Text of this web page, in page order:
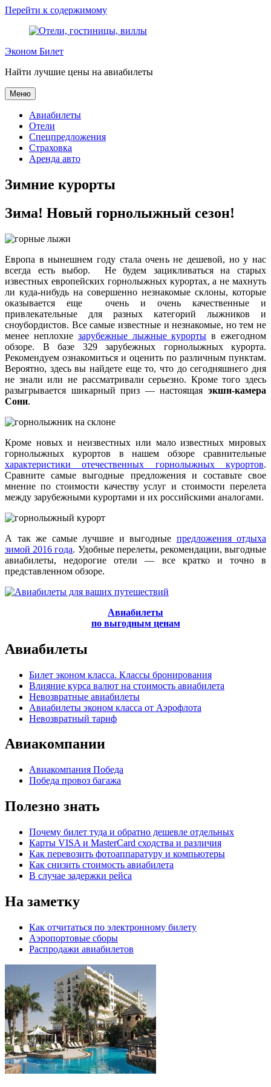
Перейти к содержимому
Эконом Билет
Найти лучшие цены на авиабилеты
Меню
Авиабилеты
Отели
Спецпредложения
Страховка
Аренда авто
Зимние курорты
Зима! Новый горнолыжный сезон!
Европа в нынешнем году стала очень не дешевой, но у нас
всегда есть выбор. Не будем зацикливаться на старых
известных европейских горнолыжных курортах, а не махнуть
ли куда-нибудь на совершенно незнакомые склоны, которые
оказывается еще очень и очень качественные и
привлекательные для разных категорий лыжников и
сноубордистов. Все самые известные и незнакомые, но тем не
менее неплохие зарубежные лыжные курорты в ежегодном
обзоре. В базе 329 зарубежных горнолыжных курорта.
Рекомендуем ознакомиться и оценить по различным пунктам.
Вероятно, здесь вы найдете еще то, что до сегодняшнего дня
не знали или не рассматривали серьезно. Кроме того здесь
разыгрывается шикарный приз — настоящая экшн-камера
Сони.
Кроме новых и неизвестных или мало известных мировых
горнолыжных курортов в нашем обзоре сравнительные
характеристики отечественных горнолыжных курортов.
Сравните самые выгодные предложения и составьте свое
мнение по стоимости качеству услуг и стоимости перелета
между зарубежными курортами и их российскими аналогами.
А так же самые лучшие и выгодные предложения отдыха
зимой 2016 года. Удобные перелеты, рекомендации, выгодные
авиабилеты, недорогие отели — все кратко и точно в
представленном обзоре.
Авиабилеты
по выгодным ценам
Авиабилеты
Билет эконом класса. Классы бронирования
Влияние курса валют на стоимость авиабилета
Невозвратные авиабилеты
Авиабилеты эконом класса от Аэрофлота
Невозвратный тариф
Авиакомпании
Авиакомпания Победа
Победа провоз багажа
Полезно знать
Почему билет туда и обратно дешевле отдельных
Карты VISA и MasterCard сходства и различия
Как перевозить фотоаппаратуру и компьютеры
Как снизить стоимость авиабилета
В случае задержки рейса
На заметку
Как отчитаться по электронному билету
Аэропортовые сборы
Распродажи авиабилетов